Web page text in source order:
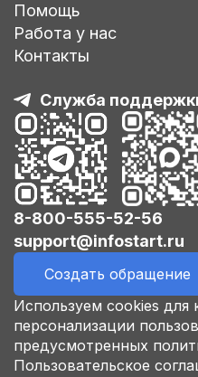
Помощь
Работа у нас
Контакты
Служба
8-800-555-52-56
support@infostart.ru
Создать обращение
Используем cookies для
персонализации
предусмотренных
Пользовательское